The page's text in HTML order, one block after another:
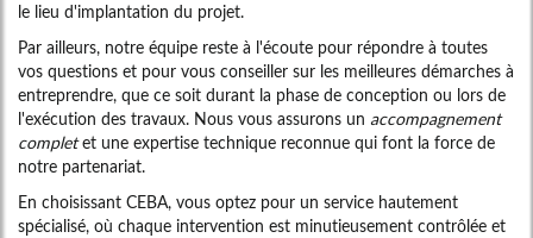
le lieu d'implantation du projet.
Par ailleurs, notre équipe reste à l'écoute pour répondre à toutes
vos questions et pour vous conseiller sur les meilleures démarches à
entreprendre, que ce soit durant la phase de conception ou lors de
l'exécution des travaux. Nous vous assurons un accompagnement
completet une expertise technique reconnue qui font la force de
notre partenariat.
En choisissant CEBA, vous optez pour un service hautement
spécialisé, où chaque intervention est minutieusement contrôlée et